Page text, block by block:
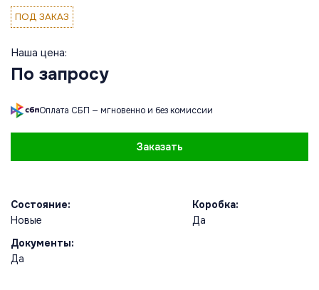
ПОД ЗАКАЗ
Наша цена:
По запросу
Оплата СБП — мгновенно и без комиссии
Заказать
Состояние:
Новые
Коробка:
Да
Документы:
Да